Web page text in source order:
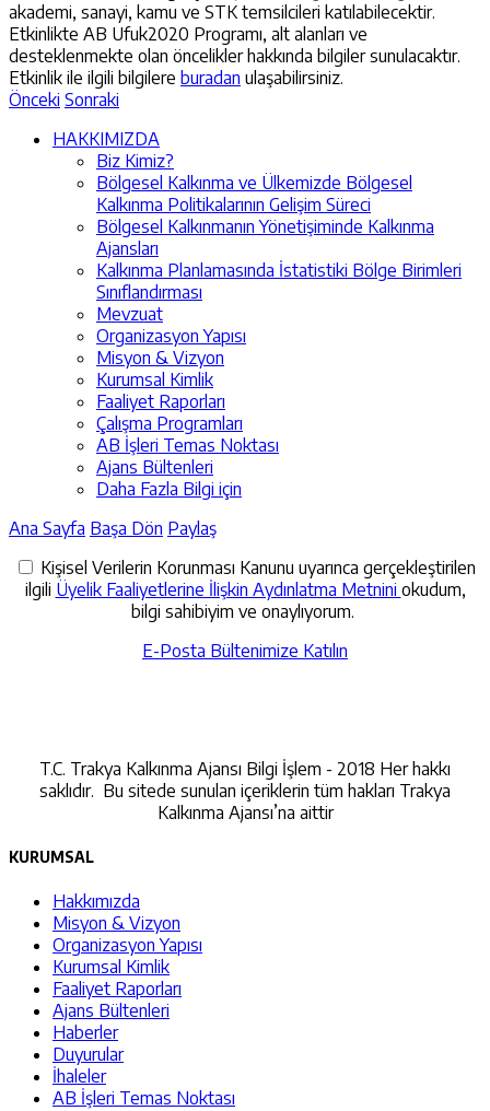
akademi, sanayi, kamu ve STK temsilcileri katılabilecektir.
Etkinlikte AB Ufuk2020 Programı, alt alanları ve
desteklenmekte olan öncelikler hakkında bilgiler sunulacaktır.
Etkinlik ile ilgili bilgilere buradan ulaşabilirsiniz.
Önceki Sonraki
HAKKIMIZDA
Biz Kimiz?
Bölgesel Kalkınma ve Ülkemizde Bölgesel
Kalkınma Politikalarının Gelişim Süreci
Bölgesel Kalkınmanın Yönetişiminde Kalkınma
Ajansları
Kalkınma Planlamasında İstatistiki Bölge Birimleri
Sınıflandırması
Mevzuat
Organizasyon Yapısı
Misyon & Vizyon
Kurumsal Kimlik
Faaliyet Raporları
Çalışma Programları
AB İşleri Temas Noktası
Ajans Bültenleri
Daha Fazla Bilgi için
Ana Sayfa Başa Dön Paylaş
Kişisel Verilerin Korunması Kanunu uyarınca gerçekleştirilen
ilgili Üyelik Faaliyetlerine İlişkin Aydınlatma Metnini okudum,
bilgi sahibiyim ve onaylıyorum.
E-Posta Bültenimize Katılın
T.C. Trakya Kalkınma Ajansı Bilgi İşlem - 2018 Her hakkı
saklıdır. Bu sitede sunulan içeriklerin tüm hakları Trakya
Kalkınma Ajansı’na aittir
KURUMSAL
Hakkımızda
Misyon & Vizyon
Organizasyon Yapısı
Kurumsal Kimlik
Faaliyet Raporları
Ajans Bültenleri
Haberler
Duyurular
İhaleler
AB İşleri Temas Noktası